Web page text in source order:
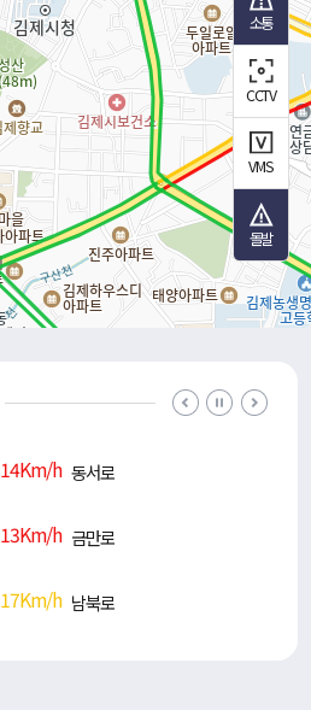
소통
CCTV
VMS
돌발
14Km/h 동서로
13Km/h 금만로
17Km/h 남북로